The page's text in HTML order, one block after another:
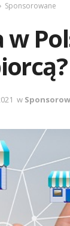
Sponsorowane
w
w